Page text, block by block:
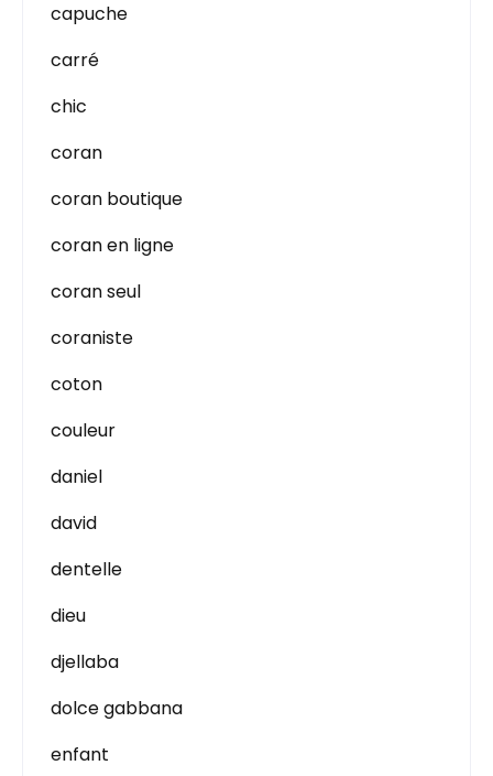
capuche
carré
chic
coran
coran boutique
coran en ligne
coran seul
coraniste
coton
couleur
daniel
david
dentelle
dieu
djellaba
dolce gabbana
enfant